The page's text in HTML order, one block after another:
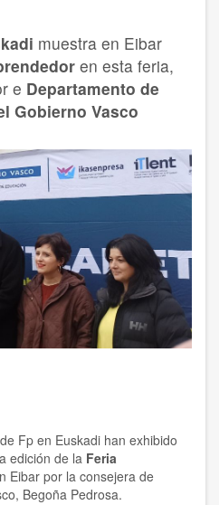
muestra en Eibar
en esta feria,
e Departamento de
Gobierno Vasco
de Fp en Euskadi han exhibido
edición de la Feria
Eibar por la consejera de
Begoña Pedrosa.